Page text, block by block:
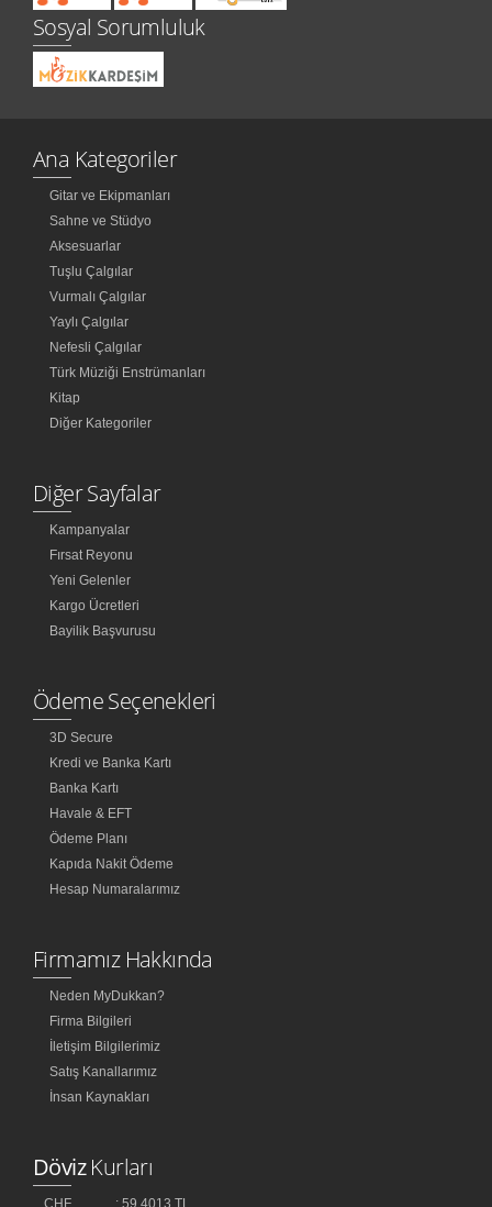
Sosyal Sorumluluk
Ana Kategoriler
Gitar ve Ekipmanları
Sahne ve Stüdyo
Aksesuarlar
Tuşlu Çalgılar
Vurmalı Çalgılar
Yaylı Çalgılar
Nefesli Çalgılar
Türk Müziği Enstrümanları
Kitap
Diğer Kategoriler
Diğer Sayfalar
Kampanyalar
Fırsat Reyonu
Yeni Gelenler
Kargo Ücretleri
Bayilik Başvurusu
Ödeme Seçenekleri
3D Secure
Kredi ve Banka Kartı
Banka Kartı
Havale & EFT
Ödeme Planı
Kapıda Nakit Ödeme
Hesap Numaralarımız
Firmamız Hakkında
Neden MyDukkan?
Firma Bilgileri
İletişim Bilgilerimiz
Satış Kanallarımız
İnsan Kaynakları
DövizKurları
CHF : 59,4013 TL